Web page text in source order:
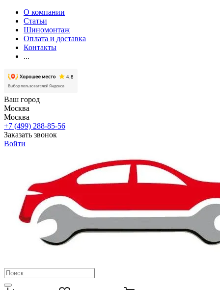
О компании
Статьи
Шиномонтаж
Оплата и доставка
Контакты
...
Ваш город
Москва
Москва
+7 (499) 288-85-56
Заказать звонок
Войти